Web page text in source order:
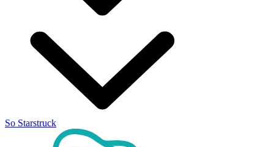
So Starstruck